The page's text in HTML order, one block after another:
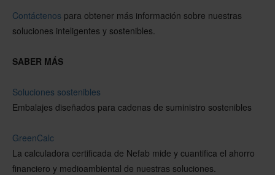
Contáctenos para obtener más información sobre nuestras
soluciones inteligentes y sostenibles.
SABER MÁS
Soluciones sostenibles
Embalajes diseñados para cadenas de suministro sostenibles
GreenCalc
La calculadora certificada de Nefab mide y cuantifica el ahorro
financiero y medioambiental de nuestras soluciones.